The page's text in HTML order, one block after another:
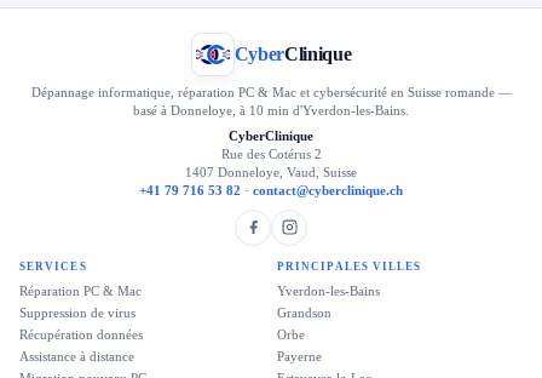
CyberClinique
Dépannage informatique, réparation PC & Mac et cybersécurité en Suisse romande —
basé à Donneloye, à 10 min d'Yverdon-les-Bains.
CyberClinique
Rue des Cotérus 2
1407 Donneloye, Vaud, Suisse
+41 79 716 53 82 · contact@cyberclinique.ch
SERVICES
Réparation PC & Mac
Suppression de virus
Récupération données
Assistance à distance
PRINCIPALES VILLES
Yverdon-les-Bains
Grandson
Orbe
Payerne